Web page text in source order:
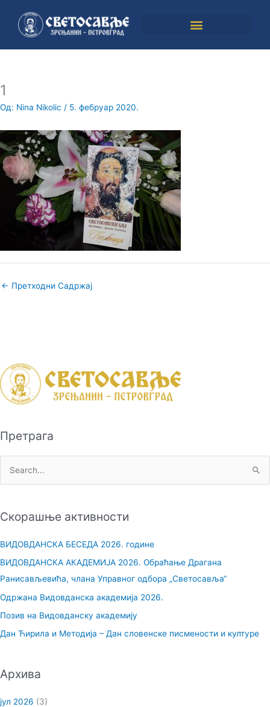
садржај
1
Од: Nina Nikolic / 5. фебруар 2020.
← Претходни Садржај
Претрага
т
з
а
:
Скорашње активности
ВИДОВДАНСКА БЕСЕДА 2026. године
ВИДОВДАНСКА АКАДЕМИЈА 2026. Обраћање Драгана
Ранисављевића, члана Управног одбора „Светосавља“
Одржана Видовданска академија 2026.
Позив на Видовданску академију
Дан Ћирила и Методија – Дан словенске писмености и културе
Архива
јул 2026 (3)